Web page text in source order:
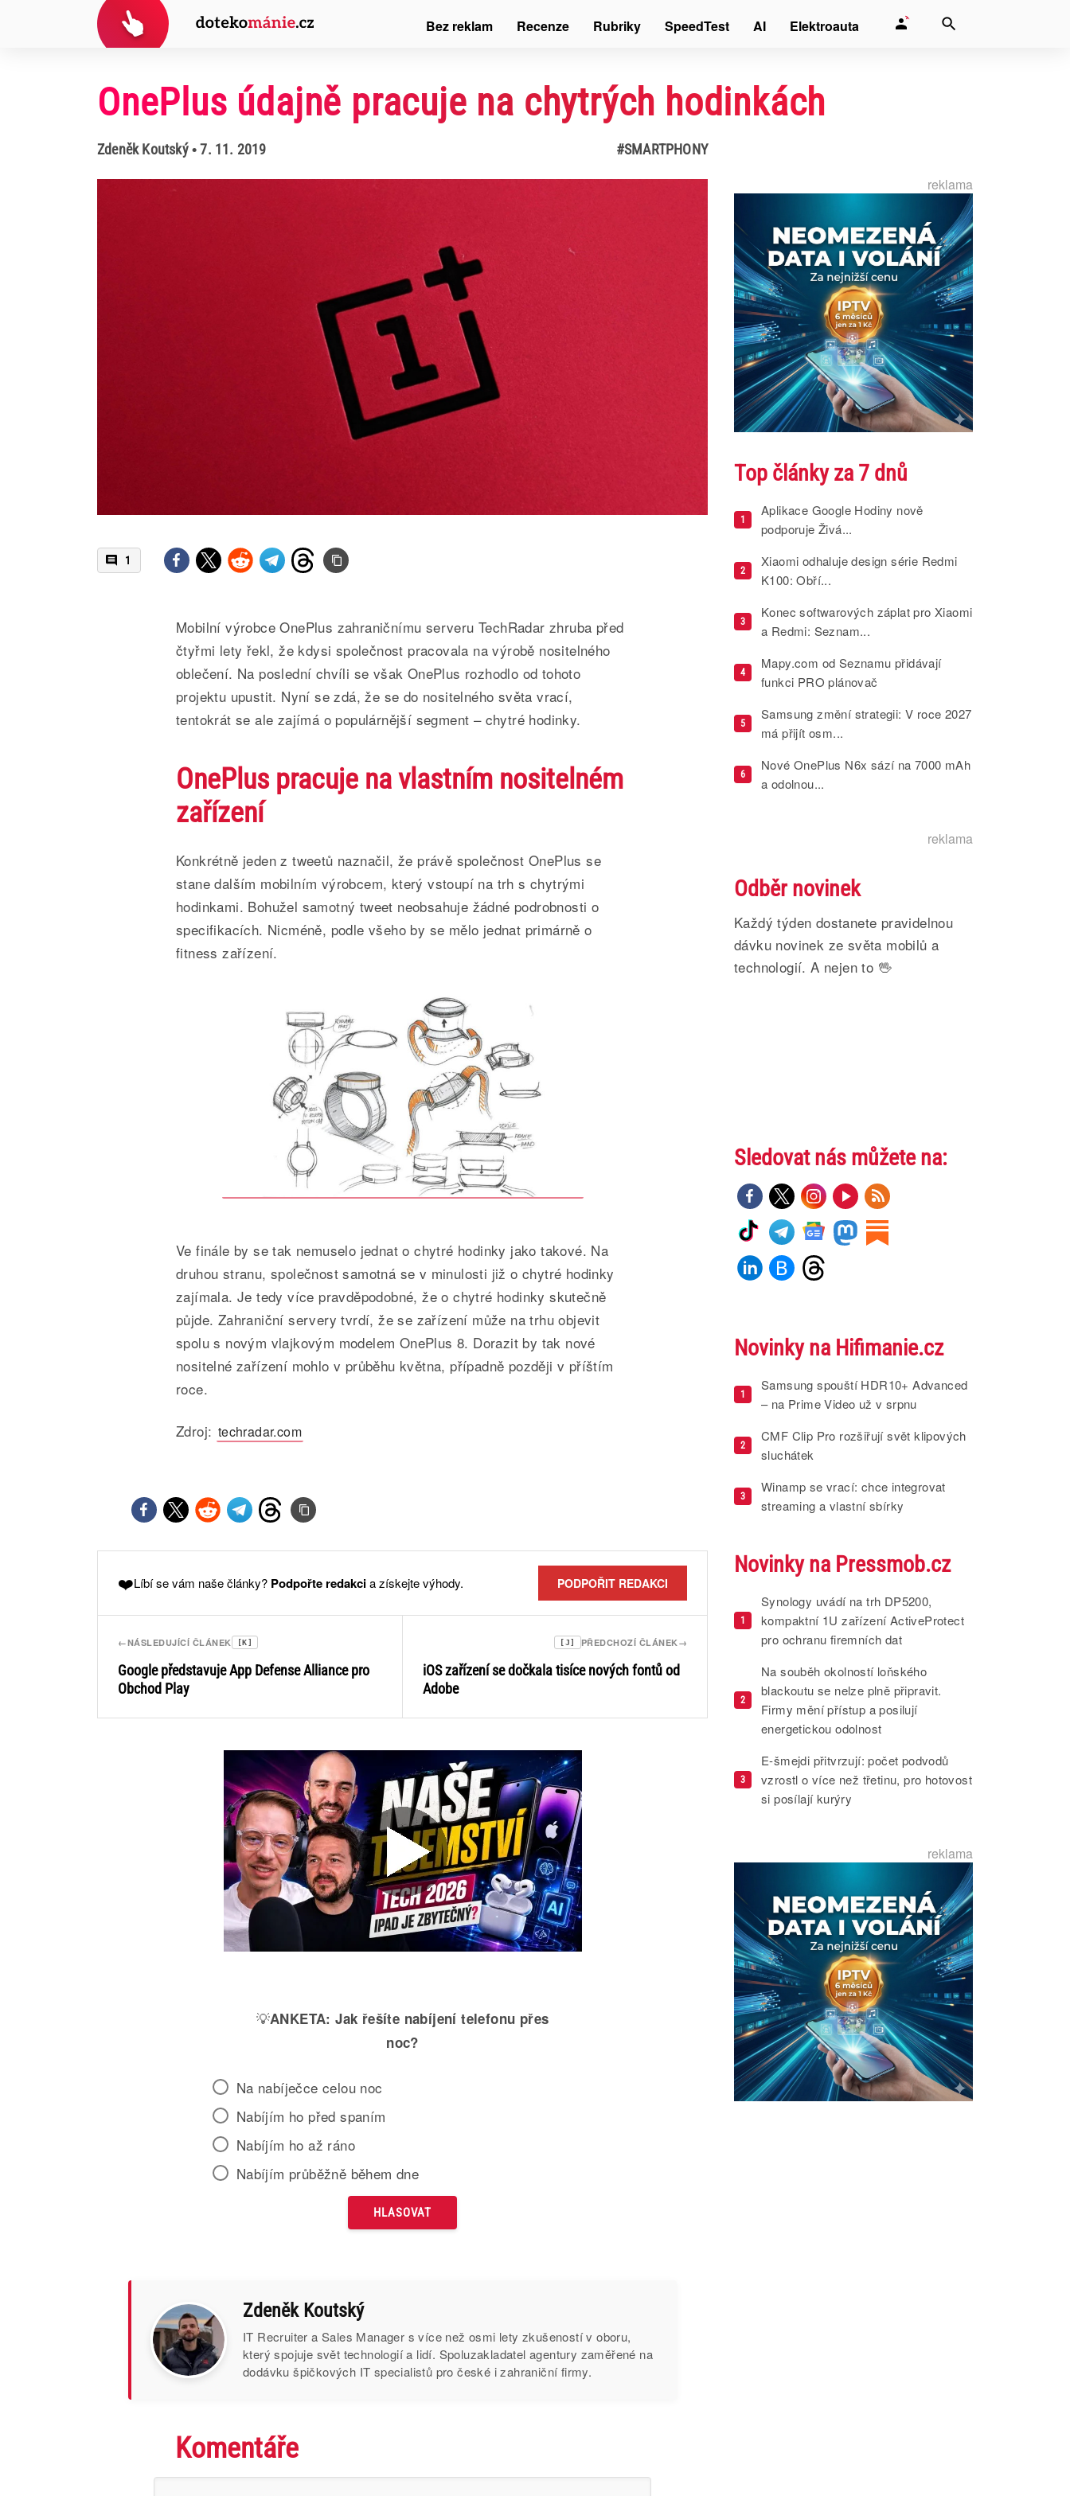
OnePlus údajně pracuje na chytrých hodinkách
Zdeněk Koutský• 7. 11. 2019 #SMARTPHONY
1
Mobilní výrobce OnePlus zahraničnímu serveru TechRadar zhruba před
čtyřmi lety řekl, že kdysi společnost pracovala na výrobě nositelného
oblečení. Na poslední chvíli se však OnePlus rozhodlo od tohoto
projektu upustit. Nyní se zdá, že se do nositelného světa vrací,
tentokrát se ale zajímá o populárnější segment – chytré hodinky.
OnePlus pracuje na vlastním nositelném
zařízení
Konkrétně jeden z tweetů naznačil, že právě společnost OnePlus se
stane dalším mobilním výrobcem, který vstoupí na trh s chytrými
hodinkami. Bohužel samotný tweet neobsahuje žádné podrobnosti o
specifikacích. Nicméně, podle všeho by se mělo jednat primárně o
fitness zařízení.
Ve finále by se tak nemuselo jednat o chytré hodinky jako takové. Na
druhou stranu, společnost samotná se v minulosti již o chytré hodinky
zajímala. Je tedy více pravděpodobné, že o chytré hodinky skutečně
půjde. Zahraniční servery tvrdí, že se zařízení může na trhu objevit
spolu s novým vlajkovým modelem OnePlus 8. Dorazit by tak nové
nositelné zařízení mohlo v průběhu května, případně později v příštím
roce.
Zdroj: techradar.com
❤️Líbí se vám naše články? Podpořte redakcia získejte výhody. PODPOŘIT REDAKCI
←NÁSLEDUJÍCÍ ČLÁNEK [K]
Google představuje App Defense Alliance pro
Obchod Play
→
PŘEDCHOZÍ ČLÁNEK
[J]
iOS zařízení se dočkala tisíce nových fontů od
Adobe
💡ANKETA: Jak řešíte nabíjení telefonu přes
noc?
Na nabíječce celou noc
Nabíjím ho před spaním
Nabíjím ho až ráno
Nabíjím průběžně během dne
Zdeněk Koutský
IT Recruiter a Sales Manager s více než osmi lety zkušeností v oboru,
který spojuje svět technologií a lidí. Spoluzakladatel agentury zaměřené na
dodávku špičkových IT specialistů pro české i zahraniční firmy.
Komentáře
reklama
Top články za 7 dnů
1
Aplikace Google Hodiny nově
podporuje Živá...
2
Xiaomi odhaluje design série Redmi
K100: Obří...
3
Konec softwarových záplat pro Xiaomi
a Redmi: Seznam...
4
Mapy.com od Seznamu přidávají
funkci PRO plánovač
5
Samsung změní strategii: V roce 2027
má přijít osm...
6
Nové OnePlus N6x sází na 7000 mAh
a odolnou...
reklama
Odběr novinek
Každý týden dostanete pravidelnou
dávku novinek ze světa mobilů a
technologií. A nejen to 🖖
Sledovat nás můžete na:
Novinky na Hifimanie.cz
1
Samsung spouští HDR10+ Advanced
– na Prime Video už v srpnu
2
CMF Clip Pro rozšiřují svět klipových
sluchátek
3
Winamp se vrací: chce integrovat
streaming a vlastní sbírky
Novinky na Pressmob.cz
1
Synology uvádí na trh DP5200,
kompaktní 1U zařízení ActiveProtect
pro ochranu firemních dat
2
Na souběh okolností loňského
blackoutu se nelze plně připravit.
Firmy mění přístup a posilují
energetickou odolnost
3
E-šmejdi přitvrzují: počet podvodů
vzrostl o více než třetinu, pro hotovost
si posílají kurýry
reklama
Bez reklam Recenze Rubriky SpeedTest AI Elektroauta